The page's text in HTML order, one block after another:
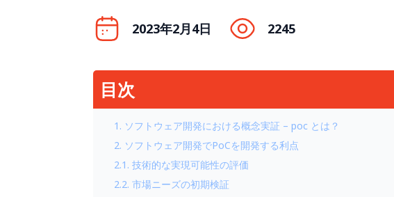
2023年2月4日 2245
目次
1. ソフトウェア開発における概念実証 – poc とは？
2. ソフトウェア開発でPoCを開発する利点
2.1. 技術的な実現可能性の評価
2.2. 市場ニーズの初期検証